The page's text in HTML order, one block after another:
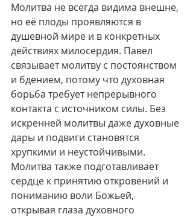
Молитва не всегда видима внешне,
но её плоды проявляются в
душевной мире и в конкретных
действиях милосердия. Павел
связывает молитву с постоянством
и бдением, потому что духовная
борьба требует непрерывного
контакта с источником силы. Без
искренней молитвы даже духовные
дары и подвиги становятся
хрупкими и неустойчивыми.
Молитва также подготавливает
сердце к принятию откровений и
пониманию воли Божьей,
открывая глаза духовного